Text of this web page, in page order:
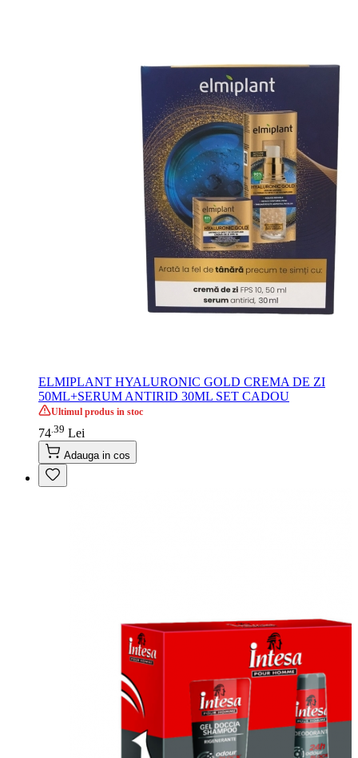
ELMIPLANT HYALURONIC GOLD CREMA DE ZI
50ML+SERUM ANTIRID 30ML SET CADOU
Ultimul produs in stoc
74 39 Lei
Adauga in cos